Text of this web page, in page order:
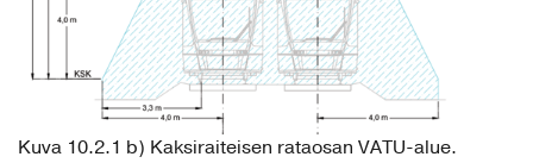
Kuva 10.2.1 b) Kaksiraiteisen rataosan VATU-alue.